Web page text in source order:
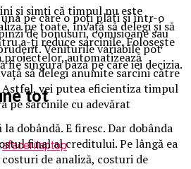
și simți că timpul nu este
pe toate, învață să delegi și să
a-ți reduce sarcinile. Folosește
proiectelor, automatizează
să delegi anumite sarcini către
vei putea eficientiza timpul
pe sarcinile cu adevărat
afacerilaptop
pe care o poți plăti și într-o
de bonusuri, comisioane sau
Veniturile variabile pot
fie singura bază pe care iei decizia.
tot
dobândă. E firesc. Dar dobânda
final al creditului. Pe lângă ea
de analiză, costuri de